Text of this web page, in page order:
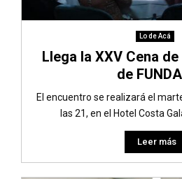
Lo de Acá
Llega la XXV Cena
de
El encuentro se realizará el
las 21, en el Hotel Costa
Leer más